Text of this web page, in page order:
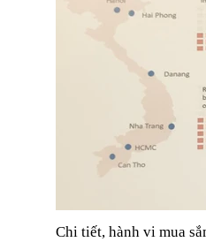
Chi tiết, hành vi mua